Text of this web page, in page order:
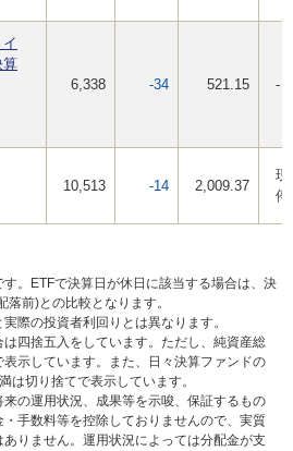
算
6,338 -34 521.15 -
10,513 -14 2,009.37
現
停
。ETFで決算日が休日に該当する場合は、決
前)との比較となります。
際の投資者利回りとは異なります。
四捨五入をしています。ただし、純資産総
示しています。また、日々決算ファンドの
は切り捨てで表示しています。
の運用状況、成果等を示唆、保証するもの
手数料等を控除しておりませんので、実質
りません。運用状況によっては分配金が支